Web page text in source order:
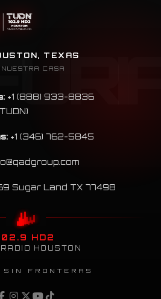
TEXAS
NUESTRA CASA
+1 (888) 933-8836
+1 (346) 762-5845
Sugar Land TX 77498
HD2
HOUSTON
SIN FRONTERAS